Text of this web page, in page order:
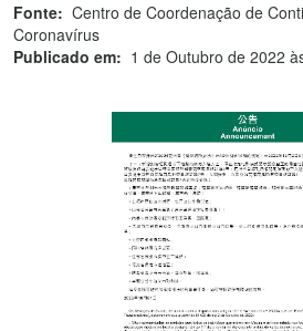
Fonte: Centro de Coordenação de
Coronavírus
Publicado em: 1 de Outubro de 2022